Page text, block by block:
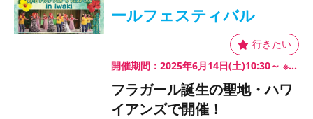
ールフェスティバル
開催期間：2025年6月14日(土)10:30～ ※予定／15日(日)10:30～
フラガール誕生の聖地・ハワ
イアンズで開催！